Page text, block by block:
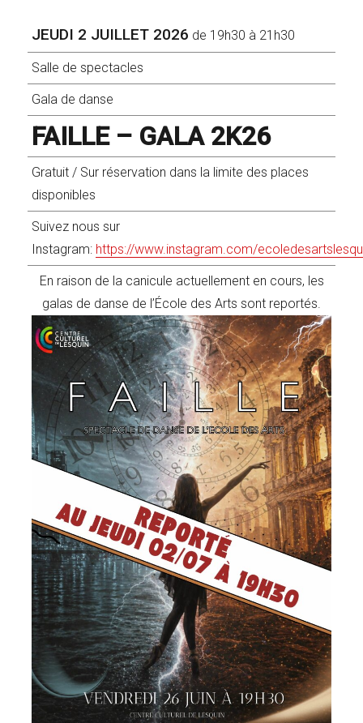
JEUDI 2 JUILLET 2026 de 19h30 à 21h30
Salle de spectacles
Gala de danse
FAILLE – GALA 2K26
Gratuit / Sur réservation dans la limite des places
disponibles
Suivez nous sur
Instagram: https://www.instagram.com/
En raison de la canicule actuellement en cours, les
galas de danse de l’École des Arts sont reportés.